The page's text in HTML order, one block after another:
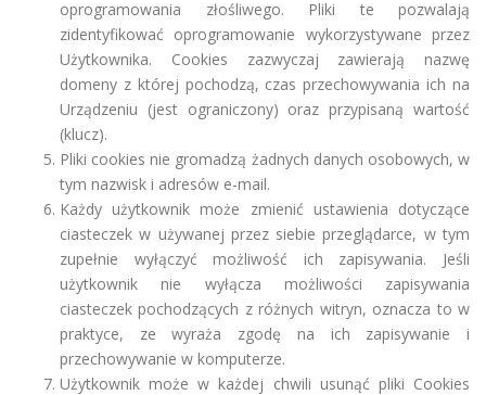
oprogramowania złośliwego. Pliki te pozwalają
zidentyfikować oprogramowanie wykorzystywane przez
Użytkownika. Cookies zazwyczaj zawierają nazwę
domeny z której pochodzą, czas przechowywania ich na
Urządzeniu (jest ograniczony) oraz przypisaną wartość
(klucz).
Pliki cookies nie gromadzą żadnych danych osobowych, w
tym nazwisk i adresów e-mail.
Każdy użytkownik może zmienić ustawienia dotyczące
ciasteczek w używanej przez siebie przeglądarce, w tym
zupełnie wyłączyć możliwość ich zapisywania. Jeśli
użytkownik nie wyłącza możliwości zapisywania
ciasteczek pochodzących z różnych witryn, oznacza to w
praktyce, ze wyraża zgodę na ich zapisywanie i
przechowywanie w komputerze.
Użytkownik może w każdej chwili usunąć pliki Cookies